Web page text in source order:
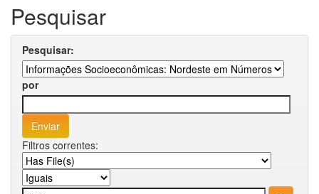
Pesquisar
Pesquisar:
por
Filtros correntes: